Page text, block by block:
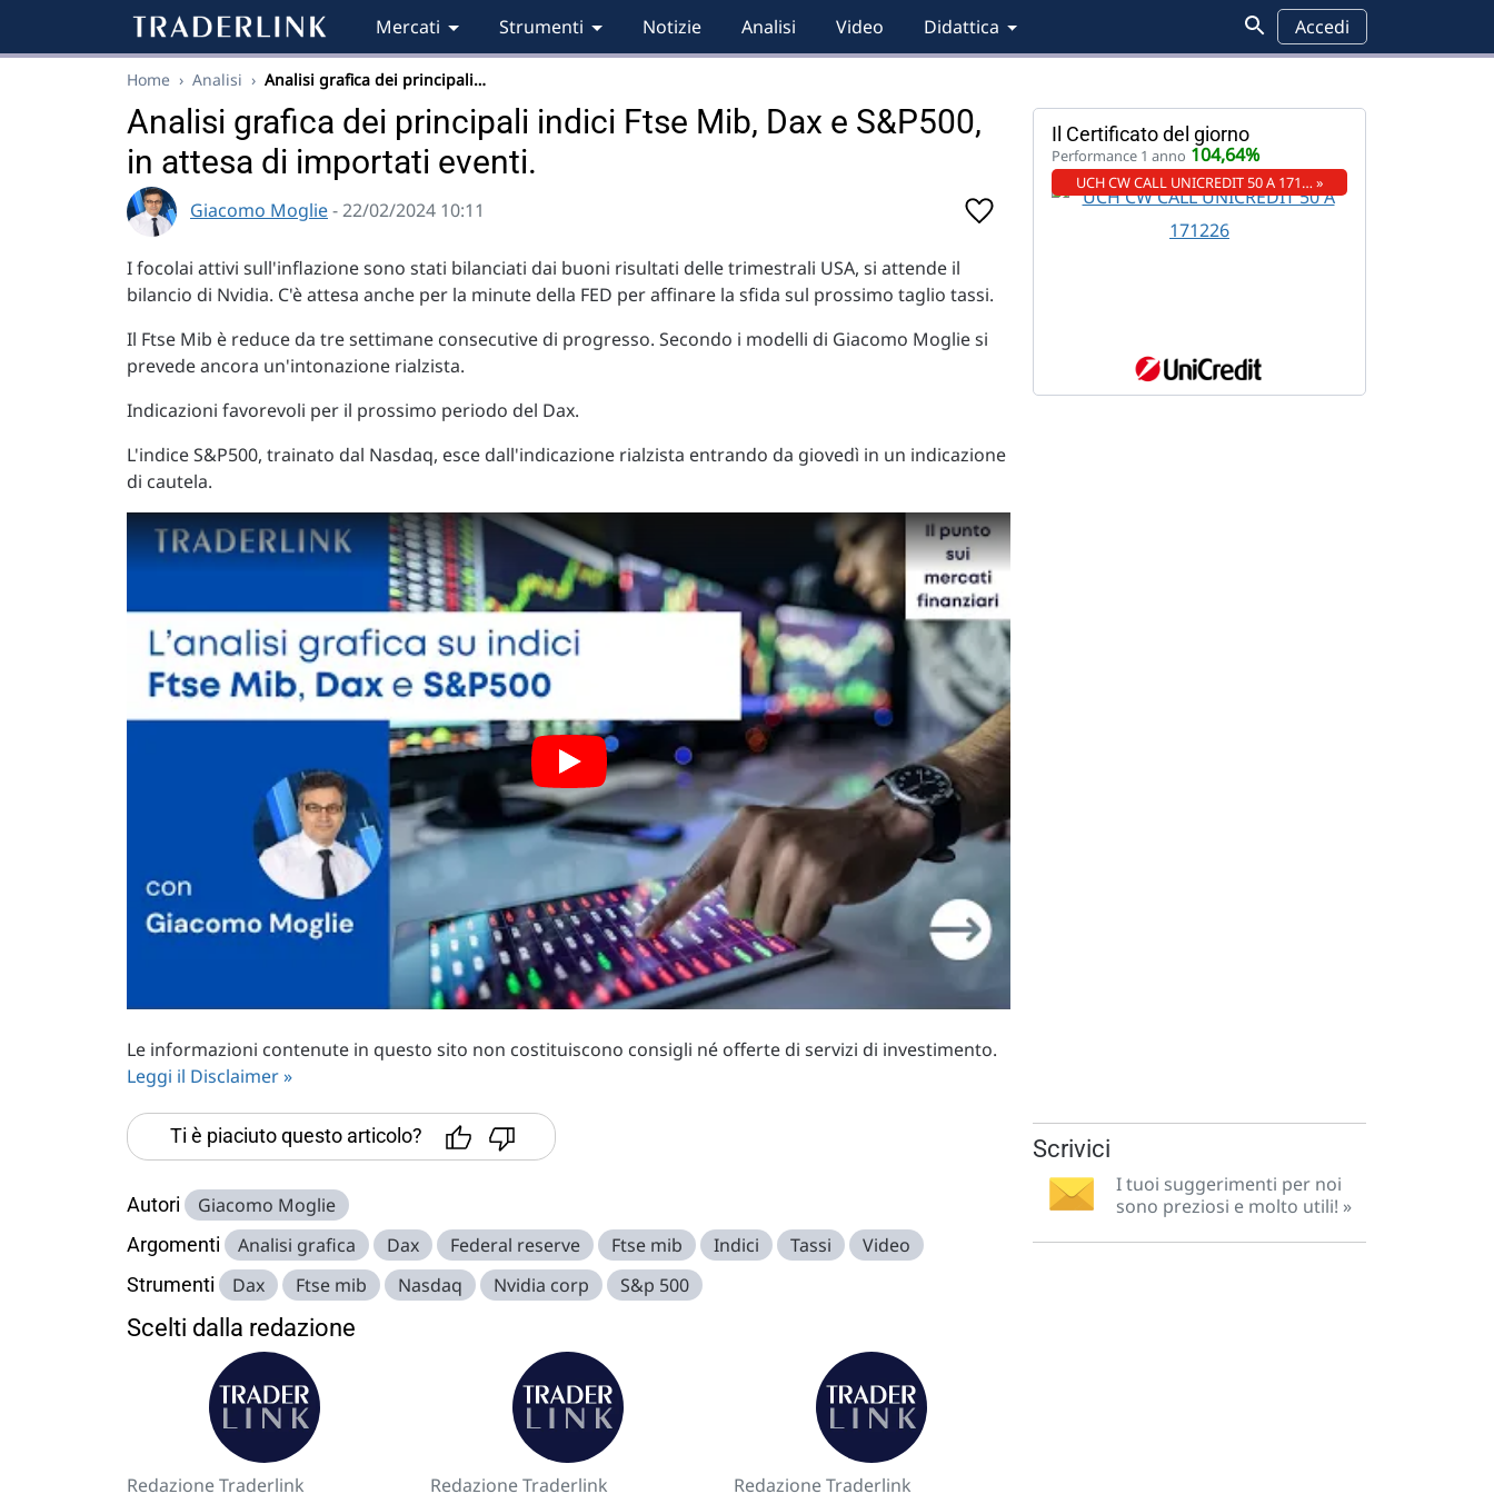
Mercati Strumenti Notizie Analisi Video Didattica Accedi
Home › Analisi › Analisi grafica dei principali…
Analisi grafica dei principali indici Ftse Mib, Dax e S&P500,
in attesa di importati eventi.
Giacomo Moglie- 22/02/2024 10:11
I focolai attivi sull'inflazione sono stati bilanciati dai buoni risultati delle trimestrali USA, si attende il
bilancio di Nvidia. C'è attesa anche per la minute della FED per affinare la sfida sul prossimo taglio tassi.
Il Ftse Mib è reduce da tre settimane consecutive di progresso. Secondo i modelli di Giacomo Moglie si
prevede ancora un'intonazione rialzista.
Indicazioni favorevoli per il prossimo periodo del Dax.
L'indice S&P500, trainato dal Nasdaq, esce dall'indicazione rialzista entrando da giovedì in un indicazione
di cautela.
Le informazioni contenute in questo sito non costituiscono consigli né offerte di servizi di investimento.
Leggi il Disclaimer »
Ti è piaciuto questo articolo?
Autori Giacomo Moglie
Argomenti Analisi grafica Dax Federal reserve Ftse mib Indici Tassi Video
Strumenti Dax Ftse mib Nasdaq Nvidia corp S&p 500
Scelti dalla redazione
Redazione Traderlink Redazione Traderlink Redazione Traderlink
Il Certificato del giorno
Performance 1 anno 104,64%
UCH CW CALL UNICREDIT 50 A 171… »
Scrivici
I tuoi suggerimenti per noi
sono preziosi e molto utili! »